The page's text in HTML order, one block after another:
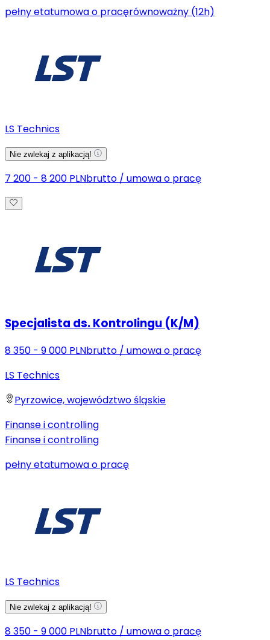
pełny etatumowa o pracęrównoważny (12h)
LS Technics
Nie zwlekaj z aplikacją!
7 200 - 8 200 PLNbrutto / umowa o pracę
Specjalista ds. Kontrolingu (K/M)
8 350 - 9 000 PLNbrutto / umowa o pracę
LS Technics
Pyrzowice, województwo śląskie
Finanse i controlling
Finanse i controlling
pełny etatumowa o pracę
LS Technics
Nie zwlekaj z aplikacją!
8 350 - 9 000 PLNbrutto / umowa o pracę